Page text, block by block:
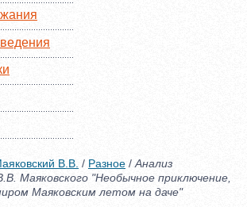
В.В. / Разное / Анализ
Маяковского "Необычное приключение,
Маяковским летом на даче"